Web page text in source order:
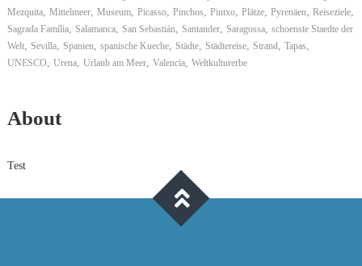
Mezquita, Mittelmeer, Museum, Picasso, Pinchos, Pintxo, Plätze, Pyrenäen, Reiseziele,
Sagrada Família, Salamanca, San Sebastián, Santander, Saragossa, schoenste Staedte der
Welt, Sevilla, Spanien, spanische Kueche, Städte, Städtereise, Strand, Tapas,
UNESCO, Urena, Urlaub am Meer, Valencia, Weltkulturerbe
About
Test